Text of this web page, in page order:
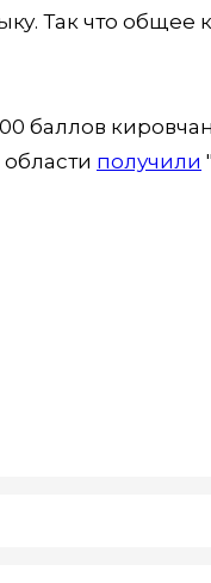
Так что общее
баллов
получили